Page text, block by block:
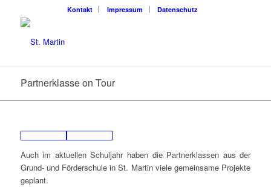
Kon­takt Impres­sum Daten­schutz
Part­ner­klas­se on Tour
Auch im aktu­el­len Schul­jahr haben die Part­ner­klas­sen aus der
Grund- und För­der­schu­le in St. Mar­tin vie­le gemein­sa­me Pro­jek­te
geplant.